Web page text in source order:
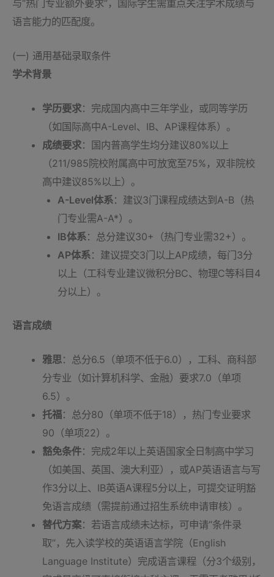
与“热门专业额外要求”，国际学生需重点关注学术成绩与
语言能力的匹配度。
(一) 通用基础录取条件
学术背景
学历要求：完成国内高中三年学业，或同等学历
（如国际高中A-Level、IB、AP课程体系）。
成绩要求：国内普高学生均分建议80%以上
（211/985院校附属高中可放宽至75%，双非院校
高中建议85%以上）。
A-Level体系：建议3门课程成绩达到A-B（热
门专业需A-A*）。
IB体系：总分建议30+（热门专业需32+）。
AP体系：建议提交3门以上AP成绩，每门3分
以上（工科专业建议微积分BC、物理C等科目4
分以上）。
语言成绩
雅思：总分6.5（单项不低于6.0），工科、商科部
分专业（如计算机科学、金融）要求7.0（单项
6.5）。
托福：总分80（单项不低于18），热门专业要求
90（单项22）。
豁免条件：完成2年以上英语国家全日制高中学习
（如美国、英国、澳大利亚），或AP英语语言与写
作3分以上、IB英语A课程5分以上，可提交证明豁
免语言成绩（需提前通过招生系统申请审核）。
替代方案：若语言成绩未达标，可申请“条件录
取”，先入读学校的英语语言学院（English
Language Institute）完成语言课程（分3个级别，